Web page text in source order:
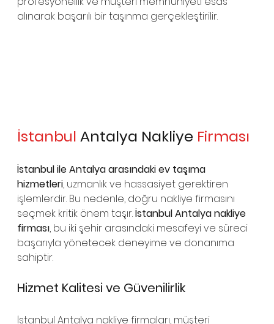
alınarak başarılı bir taşınma gerçekleştirilir.
İstanbul Antalya Nakliye Firması
İstanbul ile Antalya arasındaki ev taşıma
hizmetleri, uzmanlık ve hassasiyet gerektiren
işlemlerdir. Bu nedenle, doğru nakliye firmasını
seçmek kritik önem taşır. İstanbul Antalya nakliye
firması, bu iki şehir arasındaki mesafeyi ve süreci
başarıyla yönetecek deneyime ve donanıma
sahiptir.
Hizmet Kalitesi ve Güvenilirlik
İstanbul Antalya nakliye firmaları, müşteri